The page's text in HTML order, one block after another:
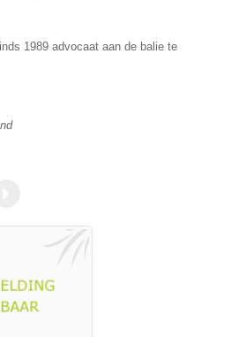
1989 advocaat aan de balie te